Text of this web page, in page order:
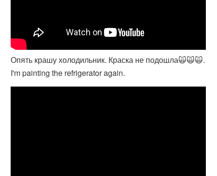
Опять крашу холодильник. Краска не подошла🙀🙀🙀.
I'm painting the refrigerator again.